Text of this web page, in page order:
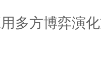
用多方博弈演